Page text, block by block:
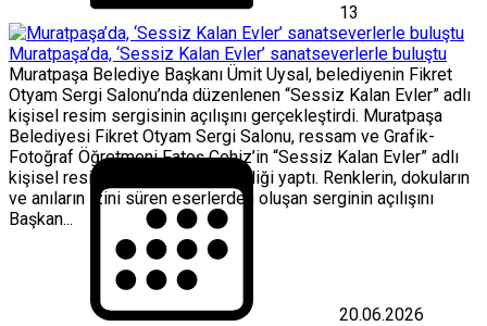
13
Muratpaşa’da, ‘Sessiz Kalan Evler’ sanatseverlerle buluştu
Muratpaşa Belediye Başkanı Ümit Uysal, belediyenin Fikret
Otyam Sergi Salonu’nda düzenlenen “Sessiz Kalan Evler” adlı
kişisel resim sergisinin açılışını gerçekleştirdi. Muratpaşa
Belediyesi Fikret Otyam Sergi Salonu, ressam ve Grafik-
Fotoğraf Öğretmeni Fatoş Cehiz’in “Sessiz Kalan Evler” adlı
kişisel resim sergisine ev sahipliği yaptı. Renklerin, dokuların
ve anıların izini süren eserlerden oluşan serginin açılışını
Başkan...
20.06.2026